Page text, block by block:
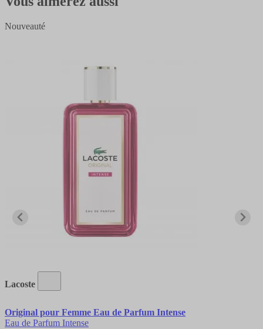
Nouveauté
Lacoste
Original pour Femme Eau de Parfum Intense
Eau de Parfum Intense